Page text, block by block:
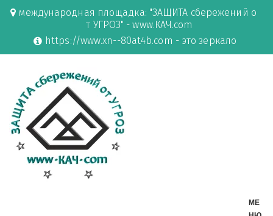
международная площадка: "ЗАЩИТА сбережений о
т УГРОЗ" - www.КАЧ.com
https://www.xn--80at4b.com - это зеркало